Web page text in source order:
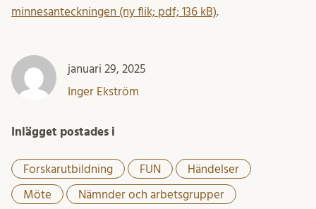
minnesanteckningen (ny flik; pdf; 136 kB).
januari 29, 2025
Inger Ekström
Inlägget postades i
Forskarutbildning FUN Händelser
Möte Nämnder och arbetsgrupper